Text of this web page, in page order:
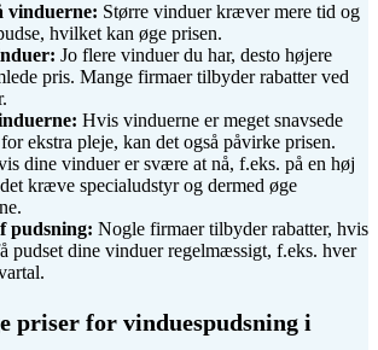
vinduerne: Større vinduer kræver mere tid og
hvilket kan øge prisen.
Jo flere vinduer du har, desto højere
pris. Mange firmaer tilbyder rabatter ved
Hvis vinduerne er meget snavsede
ekstra pleje, kan det også påvirke prisen.
dine vinduer er svære at nå, f.eks. på en høj
kræve specialudstyr og dermed øge
pudsning: Nogle firmaer tilbyder rabatter, hvis
pudset dine vinduer regelmæssigt, f.eks. hver
priser for vinduespudsning i